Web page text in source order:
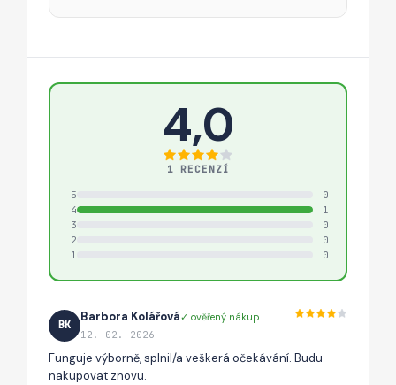
4,0
1 RECENZÍ
5
0
4
1
3
0
2
0
1
0
BK
Barbora Kolářová✓ ověřený nákup
12. 02. 2026
Funguje výborně, splnil/a veškerá očekávání. Budu
nakupovat znovu.